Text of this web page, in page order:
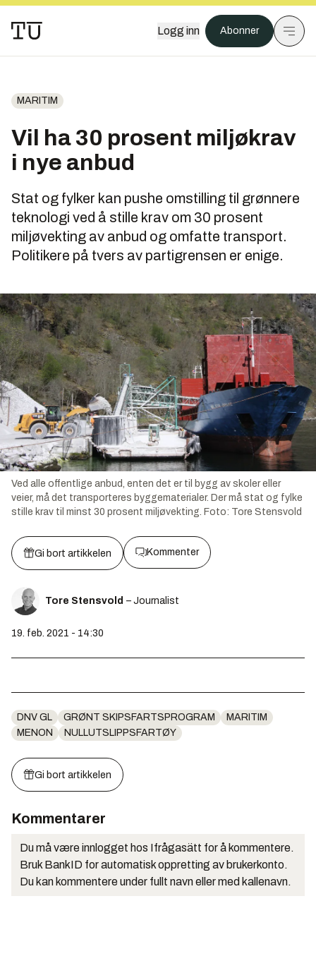
Logg inn Abonner
MARITIM
Vil ha 30 prosent miljøkrav
i nye anbud
Stat og fylker kan pushe omstilling til grønnere
teknologi ved å stille krav om 30 prosent
miljøvekting av anbud og omfatte transport.
Politikere på tvers av partigrensen er enige.
Ved alle offentlige anbud, enten det er til bygg av skoler eller
veier, må det transporteres byggematerialer. Der må stat og fylke
stille krav til minst 30 prosent miljøvekting. Foto: Tore Stensvold
Gi bort artikkelen Kommenter
Tore Stensvold – Journalist
19. feb. 2021 - 14:30
DNV GL GRØNT SKIPSFARTSPROGRAM
MARITIM
MENON
NULLUTSLIPPSFARTØY
Gi bort artikkelen
Kommentarer
Du må være innlogget hos Ifrågasätt for å kommentere.
Bruk BankID for automatisk oppretting av brukerkonto.
Du kan kommentere under fullt navn eller med kallenavn.